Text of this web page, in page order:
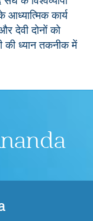
कार्य
देवी दोनों को
की ध्यान तकनीक में